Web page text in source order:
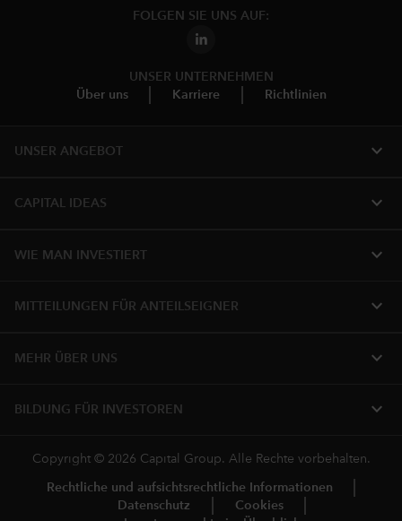
FOLGEN SIE UNS AUF:
UNSER UNTERNEHMEN
Über uns
Karriere Richtlinien
UNSER ANGEBOT expand_more
CAPITAL IDEAS expand_more
WIE MAN INVESTIERT expand_more
MITTEILUNGEN FÜR ANTEILSEIGNER expand_more
MEHR ÜBER UNS expand_more
BILDUNG FÜR INVESTOREN expand_more
Copyright © 2026 Capital Group. Alle Rechte vorbehalten.
Rechtliche und aufsichtsrechtliche Informationen
Datenschutz
Cookies